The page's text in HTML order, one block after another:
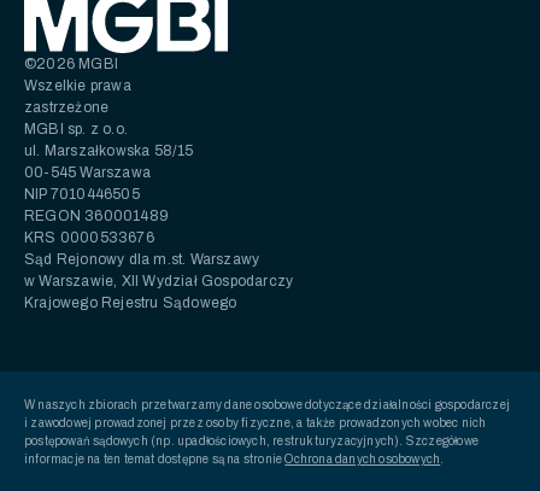
©2026 MGBI
Wszelkie prawa
zastrzeżone
MGBI sp. z o.o.
ul. Marszałkowska 58/15
00-545 Warszawa
NIP 7010446505
REGON 360001489
KRS 0000533676
Sąd Rejonowy dla m.st. Warszawy
w Warszawie, XII Wydział Gospodarczy
Krajowego Rejestru Sądowego
W naszych zbiorach przetwarzamy dane osobowe dotyczące działalności gospodarczej
i zawodowej prowadzonej przez osoby fizyczne, a także prowadzonych wobec nich
postępowań sądowych (np. upadłościowych, restrukturyzacyjnych). Szczegółowe
informacje na ten temat dostępne są na stronieOchrona danych osobowych